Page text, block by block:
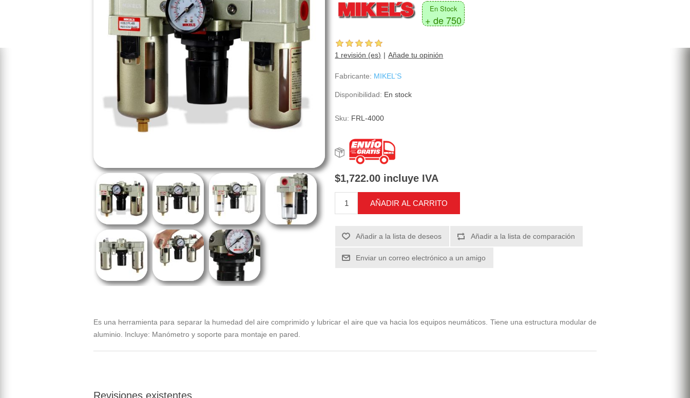
En Stock
+ de 750
1 revisión (es) Añade tu opinión
Fabricante: MIKEL'S
Disponibilidad: En stock
Sku: FRL-4000
$1,722.00 incluye IVA
AÑADIR AL CARRITO
Añadir a la lista de deseos Añadir a la lista de comparación
Enviar un correo electrónico a un amigo
Es una herramienta para separar la humedad del aire comprimido y lubricar el aire que va hacia los equipos neumáticos. Tiene una estructura modular de
aluminio. Incluye: Manómetro y soporte para montaje en pared.
Revisiones existentes